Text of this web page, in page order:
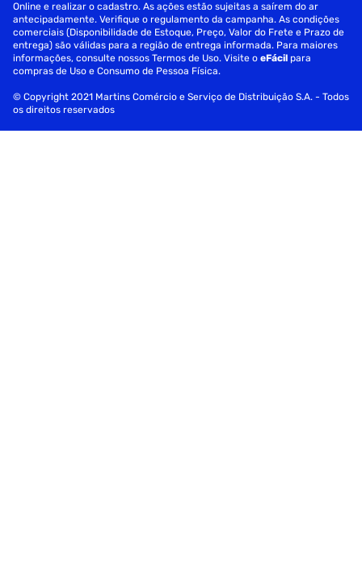
Online e realizar o cadastro. As ações estão sujeitas a saírem do ar
antecipadamente. Verifique o regulamento da campanha. As condições
comerciais (Disponibilidade de Estoque, Preço, Valor do Frete e Prazo de
entrega) são válidas para a região de entrega informada. Para maiores
informações, consulte nossos Termos de Uso. Visite oeFácil para
compras de Uso e Consumo de Pessoa Física.
© Copyright 2021 Martins Comércio e Serviço de Distribuição S.A. - Todos
os direitos reservados